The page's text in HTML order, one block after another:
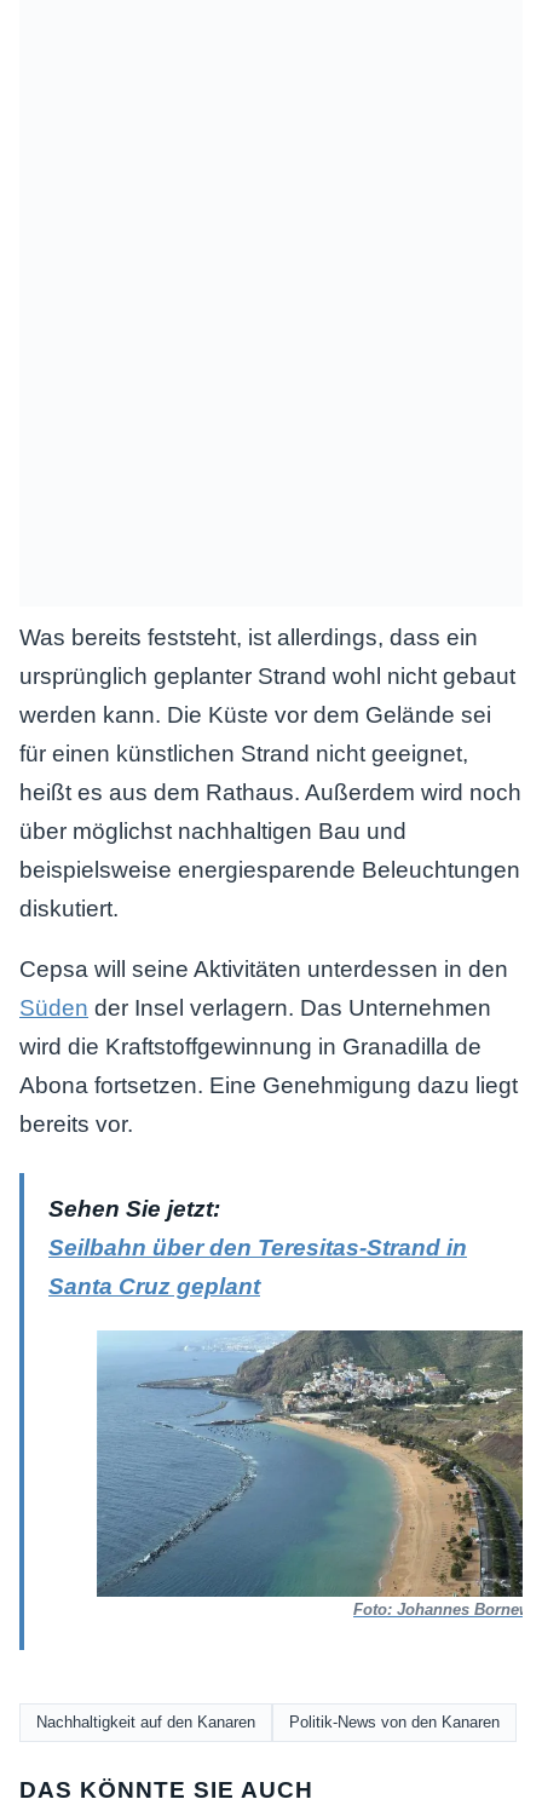
Was bereits feststeht, ist allerdings, dass ein
ursprünglich geplanter Strand wohl nicht gebaut
werden kann. Die Küste vor dem Gelände sei
für einen künstlichen Strand nicht geeignet,
heißt es aus dem Rathaus. Außerdem wird noch
über möglichst nachhaltigen Bau und
beispielsweise energiesparende Beleuchtungen
diskutiert.
Cepsa will seine Aktivitäten unterdessen in den
Süden der Insel verlagern. Das Unternehmen
wird die Kraftstoffgewinnung in Granadilla de
Abona fortsetzen. Eine Genehmigung dazu liegt
bereits vor.
Sehen Sie jetzt:
Seilbahn über den Teresitas-Strand in
Santa Cruz geplant
Foto: Johannes
Nachhaltigkeit auf den Kanaren Politik-News von den Kanaren
DAS KÖNNTE SIE AUCH